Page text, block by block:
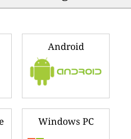
Android
Windows PC